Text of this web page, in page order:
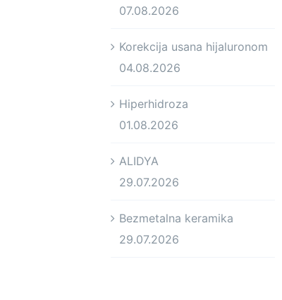
07.08.2026
Korekcija usana hijaluronom
04.08.2026
Hiperhidroza
01.08.2026
ALIDYA
29.07.2026
Bezmetalna keramika
29.07.2026